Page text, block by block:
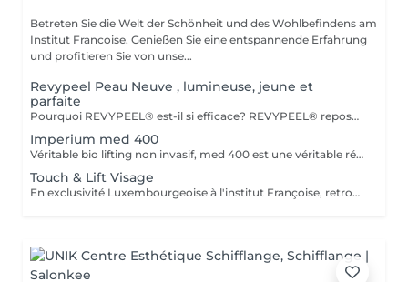
Betreten Sie die Welt der Schönheit und des Wohlbefindens am
Institut Francoise. Genießen Sie eine entspannende Erfahrung
und profitieren Sie von unse...
Revypeel Peau Neuve , lumineuse, jeune et
parfaite
Pourquoi REVYPEEL® est-il si efficace? REVYPEEL® repose sur une combinaison exclusive de trois acides aux actions complémentaires : Des Résultats Visibles et Durables Effet "peau neuve" : Exfoliation contrôlée pour une texture affínée, un teint éclatant et uniformisé. Anti-âge : Stimulation de la production de collagène pour une peau ferme et repulpée. Anti-imperfections : Réduction des rides, cicatrices d'acné et pores dilatés. Éclaircissant : Diminution des taches pigmentaires et prévention des récidives. 3. Adapté à Tous les Types de Peau , REVYPEEL® s'adapte à chaque besoin : Version LOW : Pour une exfoliation douce, idéale pour les peaux sensibles ou en entretien. 4. Sécurité et Confort Contrôle optimal :pas de risques d'irritation ou de rougeurs. Contrairement aux peelings agressifs, REVYPEEL® offre une récupération rapide
Imperium med 400
Véritable bio lifting non invasif, med 400 est une véritable révolution dans le domaine de l'esthétique. Combinant la diathermologie et la diathermo-concentration, cette technique va complètement régénérer la peau, raffermir les muscles faciaux, vascularisé les tissus profonds, ré oxygéner les tissus du visage, traiter le relâchement, les rides faciales et le cou. Le traitement va débarrasser la peau de toutes ses impuretés. Puis,la sonophorèse, innovation agissant comme une mésothérapie sans aiguilles, va permettre la pénétration de tous les actifs. Les résultats sont visibles dès la première séance. Cure de 6 soins - Prix 1100
Touch & Lift Visage
En exclusivité Luxembourgeoise à l'institut Françoise, retrouvez la solution naturelle, non invasive et efficace pour répondre à votre souhait de rajeunissement durable. Le visage, l'ovale et le cou sont redessinés et retrouvent leur tonicité, les rides et plis s'atténuent, le regard retrouve sa luminosité. Les résultats sont visibles dès la première séance. Chaque traitement doit être fait tous les deux mois. Cure de 3 Soins - Prix 1029 Cure de 5 Soins - Prix 1560